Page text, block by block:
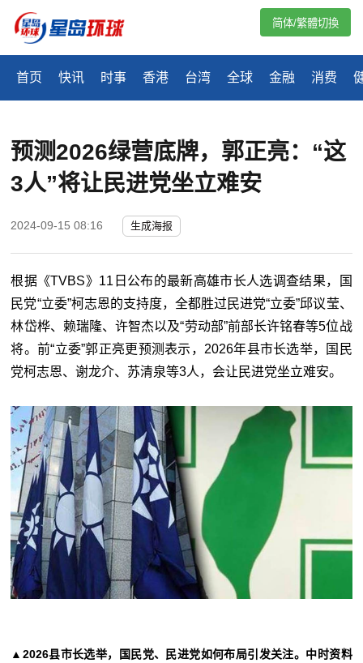
首页 快讯 时事 香港 台湾 全球 金融 消费
简体/繁體切換
预测2026绿营底牌，郭正亮：“这
3人”将让民进党坐立难安
2024-09-15 08:16 生成海报
根据《TVBS》11日公布的最新高雄市长人选调查结果，国
民党“立委”柯志恩的支持度，全都胜过民进党“立委”邱议莹、
林岱桦、赖瑞隆、许智杰以及“劳动部”前部长许铭春等5位战
将。前“立委”郭正亮更预测表示，2026年县市长选举，国民
党柯志恩、谢龙介、苏清泉等3人，会让民进党坐立难安。
▲2026县市长选举，国民党、民进党如何布局引发关注。中时资料